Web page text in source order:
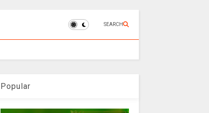
SEARCH
Popular